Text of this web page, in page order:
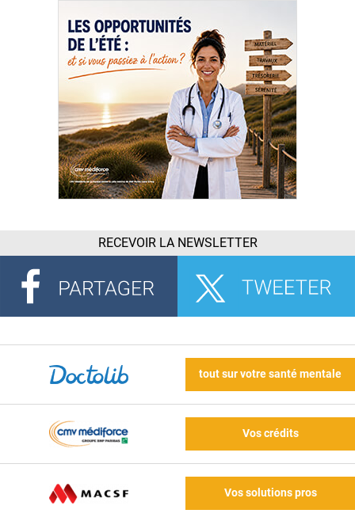
RECEVOIR LA NEWSLETTER
tout sur votre santé mentale
Vos crédits
Vos solutions pros